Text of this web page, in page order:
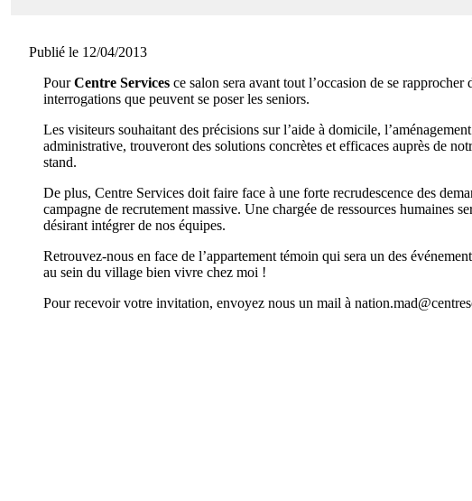
Publié le 12/04/2013
PourCentre Services ce salon sera avant tout l’occasion de se
interrogations que peuvent se poser les seniors.
Les visiteurs souhaitant des précisions sur l’aide à domicile,
administrative, trouveront des solutions concrètes et efficaces auprès de
stand.
De plus, Centre Services doit faire face à une forte recrudescence des
campagne de recrutement massive. Une chargée de ressources humaines
désirant intégrer de nos équipes.
Retrouvez-nous en face de l’appartement témoin qui sera un des
au sein du village bien vivre chez moi !
Pour recevoir votre invitation, envoyez nous un mail à